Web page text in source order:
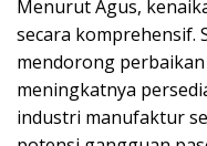
Menurut Agus,
secara komprehensif.
mendorong
meningkatnya
industri manufaktur